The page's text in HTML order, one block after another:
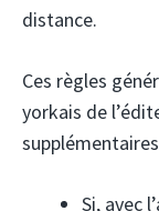
distance.
Ces règles
yorkais de
Si, avec